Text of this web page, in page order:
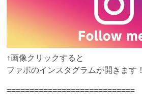
↑画像クリックすると
ファボのインスタグラムが開きます！
============================